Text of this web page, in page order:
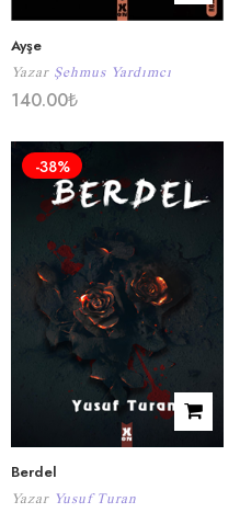
Ayşe
Yazar Şehmus Yardımcı
140.00₺
-38%
Berdel
Yazar Yusuf Turan